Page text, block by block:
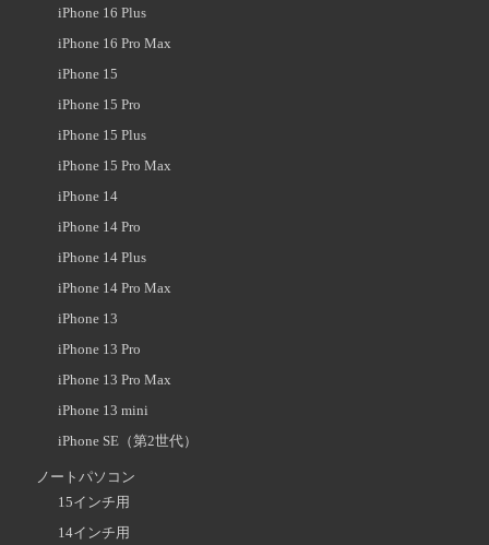
iPhone 16 Plus
iPhone 16 Pro Max
iPhone 15
iPhone 15 Pro
iPhone 15 Plus
iPhone 15 Pro Max
iPhone 14
iPhone 14 Pro
iPhone 14 Plus
iPhone 14 Pro Max
iPhone 13
iPhone 13 Pro
iPhone 13 Pro Max
iPhone 13 mini
iPhone SE（第2世代）
ノートパソコン
15インチ用
14インチ用